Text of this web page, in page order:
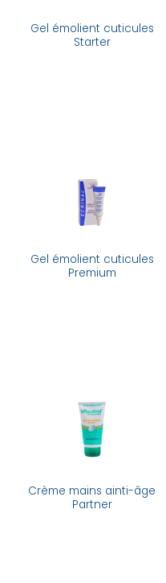
Gel émolient cuticules
Starter
Gel émolient cuticules
Premium
Crème mains ainti-âge
Partner